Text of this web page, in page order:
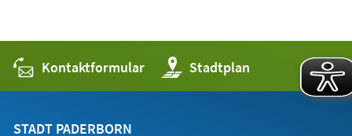
Kontaktformular Stadtplan
(Öffnet
in
einem
STADT PADERBORN